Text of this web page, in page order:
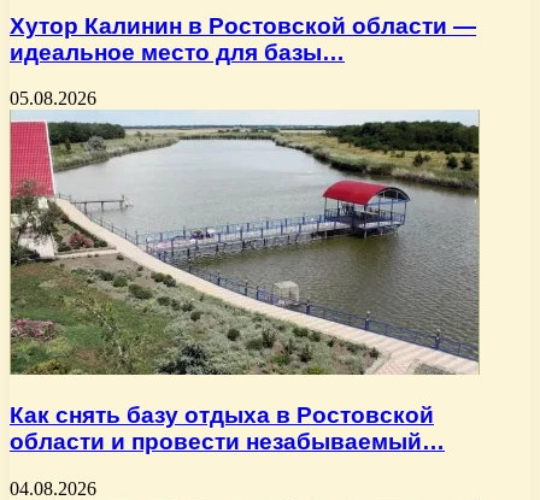
Хутор Калинин в Ростовской области —
идеальное место для базы…
05.08.2026
Как снять базу отдыха в Ростовской
области и провести незабываемый…
04.08.2026